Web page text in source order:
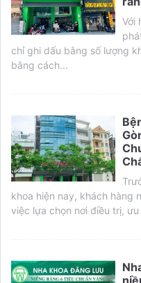
Với
chỉ ghi dấu bằng số lượng
bằng cách...
khoa hiện nay, khách hàng
việc lựa chọn nơi điều trị,